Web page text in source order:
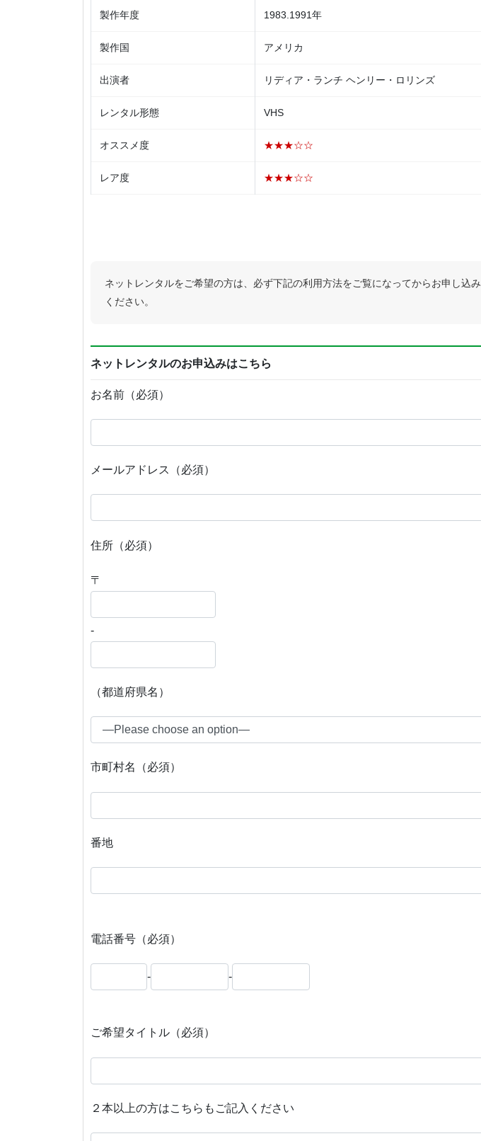
製作年度 1983.1991年
製作国 アメリカ
出演者 リディア・ランチ ヘンリー・ロリンズ
レンタル形態 VHS
オススメ度 ★★★☆☆
レア度 ★★★☆☆
ネットレンタルをご希望の方は、必ず下記の利用方法をご覧になってからお申し込み
ください。
ネットレンタルのお申込みはこちら
お名前（必須）
メールアドレス（必須）
住所（必須）
〒
-
（都道府県名）
市町村名（必須）
番地
電話番号（必須）
- -
ご希望タイトル（必須）
２本以上の方はこちらもご記入ください